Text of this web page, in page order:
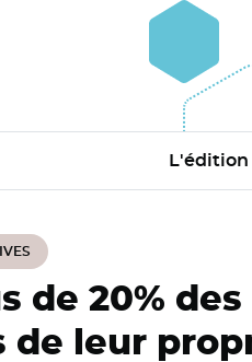
de 20%
de leur